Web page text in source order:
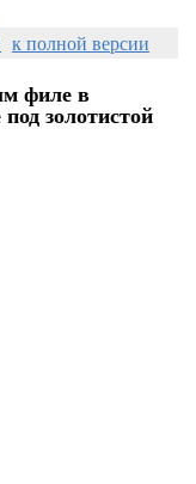
к полной версии
филе в
золотистой